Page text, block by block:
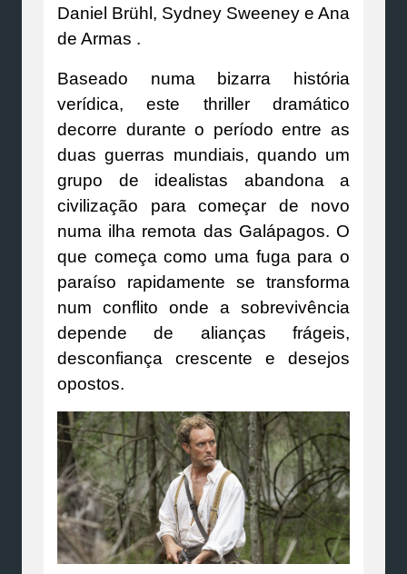
Daniel Brühl, Sydney Sweeney e Ana
de Armas .
Baseado numa bizarra história
verídica, este thriller dramático
decorre durante o período entre as
duas guerras mundiais, quando um
grupo de idealistas abandona a
civilização para começar de novo
numa ilha remota das Galápagos. O
que começa como uma fuga para o
paraíso rapidamente se transforma
num conflito onde a sobrevivência
depende de alianças frágeis,
desconfiança crescente e desejos
opostos.